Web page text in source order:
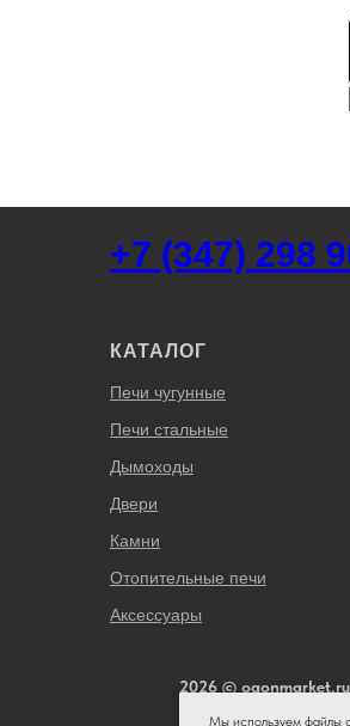
Мы используем файлы
+7 (347) 298
КАТАЛОГ
Печи чугунные
Печи стальные
Дымоходы
Двери
Камни
Отопительные печи
Аксессуары
2026 © ogonmarket.ru